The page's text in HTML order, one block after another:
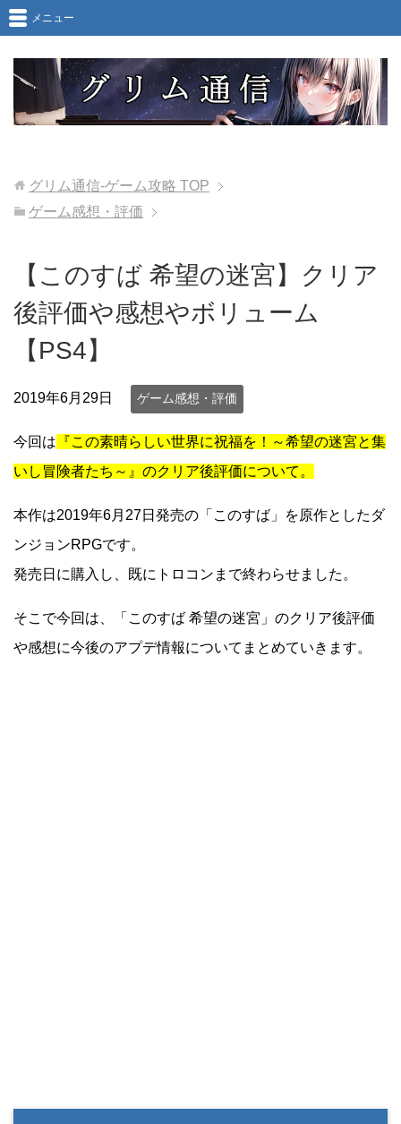
メニュー
グリム通信-ゲーム攻略 TOP
ゲーム感想・評価
【このすば 希望の迷宮】クリア
後評価や感想やボリューム
【PS4】
2019年6月29日 ゲーム感想・評価
今回は 『この素晴らしい世界に祝福を！～希望の迷宮と集
いし冒険者たち～』のクリア後評価について。
本作は2019年6月27日発売の「このすば」を原作としたダ
ンジョンRPGです。
発売日に購入し、既にトロコンまで終わらせました。
そこで今回は、「このすば 希望の迷宮」のクリア後評価
や感想に今後のアプデ情報についてまとめていきます。